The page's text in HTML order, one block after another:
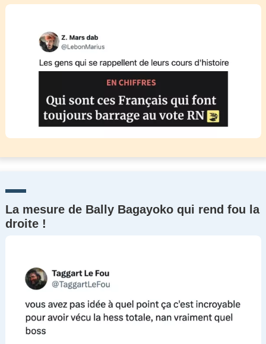
La mesure de Bally Bagayoko qui rend fou la
droite !